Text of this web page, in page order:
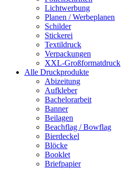
Lichtwerbung
Planen / Werbeplanen
Schilder
Stickerei
Textildruck
Verpackungen
XXL-Großformatdruck
Alle Druckprodukte
Abizeitung
Aufkleber
Bachelorarbeit
Banner
Beilagen
Beachflag / Bowflag
Bierdeckel
Blöcke
Booklet
Briefpapier